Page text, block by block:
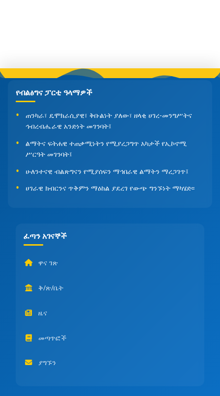
የብልፅግና ፓርቲ ዓላማዎች
ጠንካራ፣ ዴሞክራሲያዊ፣ ቅቡልነት ያለው፣ ዘላቂ ሀገረ-መንግሥትና
ኅብረብሔራዊ አንድነት መገንባት፤
ልማትና ፍትሐዊ ተጠቃሚነትን የሚያረጋግጥ አካታች የኢኮኖሚ
ሥርዓት መገንባት፤
ሁለንተናዊ ብልጽግናን የሚያሰፍን ማኅበራዊ ልማትን ማረጋገጥ፤
ሀገራዊ ክብርንና ጥቅምን ማዕከል ያደረገ የውጭ ግንኙነት ማካሄድ፡፡
ፈጣን አገናኞች
ዋና ገጽ
ቅ/ጽ/ቤት
ዜና
መጣጥፎች
ያግኙን